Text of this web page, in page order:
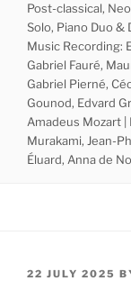
Post-classical,
Solo, Piano Duo &
Music Recording:
Gabriel Fauré,
Gabriel Pierné,
Gounod, Edvard
Amadeus Mozart
Murakami, Jean-
Éluard, Anna de
POSTED
22 JULY 2025